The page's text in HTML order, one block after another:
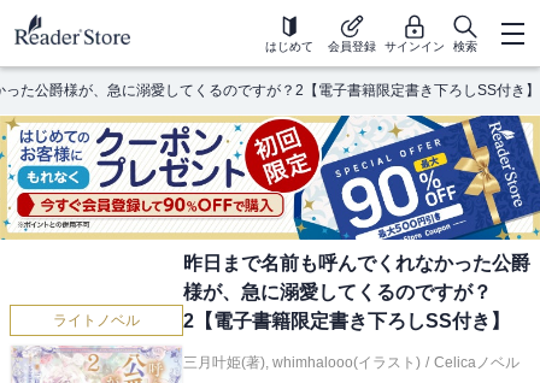
はじめて 会員登録 サインイン 検索
た公爵様が、急に溺愛してくるのですが？2【電子書籍限定書き下ろしSS付き】
ライトノベル
昨日まで名前も呼んでくれなかった公爵
様が、急に溺愛してくるのですが？
2【電子書籍限定書き下ろしSS付き】
三月叶姫(著), whimhalooo(イラスト) / Celicaノベル